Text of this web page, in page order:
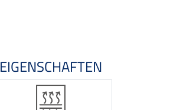
EIGENSCHAFTEN